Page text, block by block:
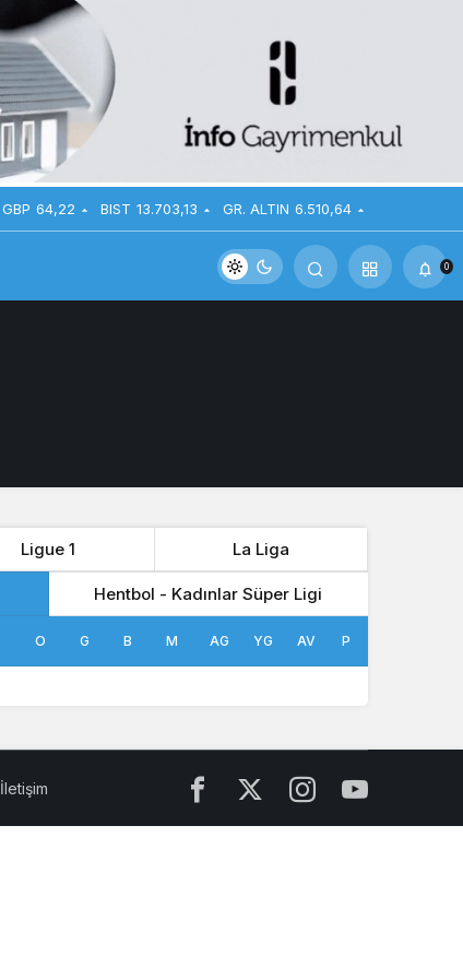
GBP 64,22 BIST 13.703,13 GR. ALTIN 6.510,64
0
Ligue 1 La Liga
Hentbol - Kadınlar Süper Ligi
O G B M AG YG AV P
İletişim